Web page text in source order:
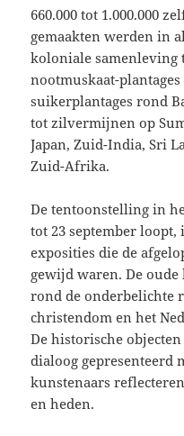
660.000 tot 1.000.000
gemaakten werden in
koloniale samenleving
nootmuskaat-plantages
suikerplantages rond
tot zilvermijnen op
Japan, Zuid-India, Sri
Zuid-Afrika.
De tentoonstelling in
tot 23 september loopt,
exposities die de
gewijd waren. De
rond de onderbelichte
christendom en het
De historische
dialoog gepresenteerd
kunstenaars
en heden.